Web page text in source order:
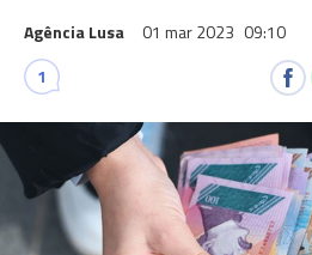
Agência Lusa 01 mar 2023 09:10
1